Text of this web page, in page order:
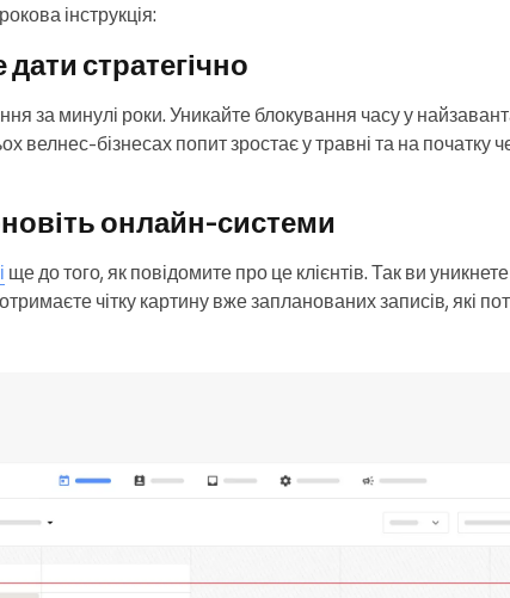
інструкція:
стратегічно
за минулі роки. Уникайте блокування часу у
велнес-бізнесах попит зростає у травні та на початку
онлайн-системи
ще до того, як повідомите про це клієнтів. Так ви
чітку картину вже запланованих записів, які